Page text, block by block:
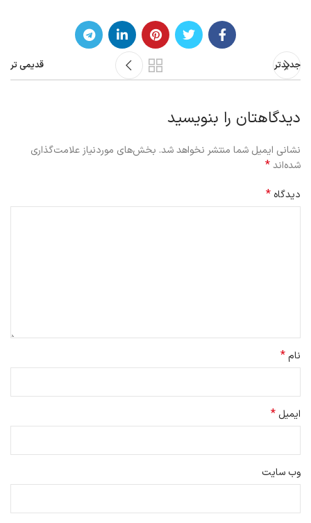
جدیدتر قدیمی تر
دیدگاهتان را بنویسید
نشانی ایمیل شما منتشر نخواهد شد. بخش‌های موردنیاز علامت‌گذاری
شده‌اند*
دیدگاه *
نام*
ایمیل *
وب‌ سایت